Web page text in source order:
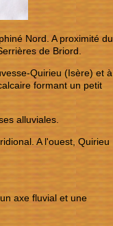
Nord. A proximité du
de Briord.
Quirieu (Isère) et à
formant un petit
alluviales.
A l'ouest, Quirieu
axe fluvial et une